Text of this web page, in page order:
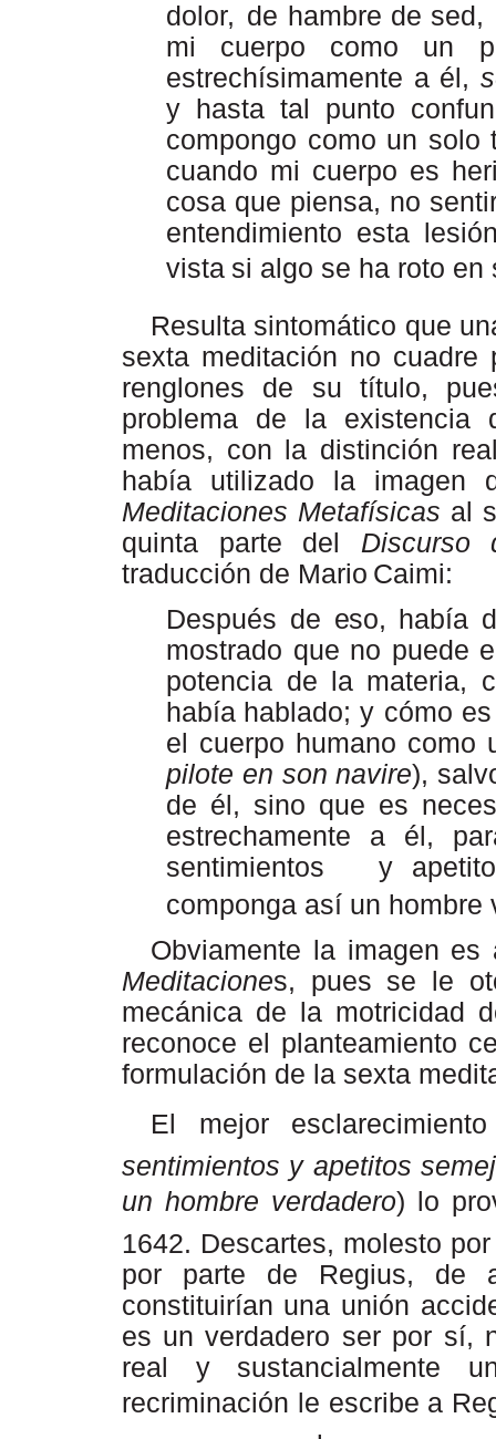
dolor, de hambre de sed,
mi
cuerpo como un
estrechísimamente a él,
y hasta tal punto
compongo como un
cuando mi cuerpo es
cosa que piensa, no
entendimiento esta
vista si algo se ha roto en
Resulta sintomático que
sexta meditación no cuadre
renglones de su título,
problema
de la existencia
menos, con la distinción
había
utilizado la imagen
Meditaciones Metafísicas al
quinta
parte del Discurso
traducción de Mario Caimi:
Después de eso,
había
mostrado que no puede
potencia de la materia,
había hablado; y cómo es
el cuerpo humano como
pilote en son navire),
de él, sino que es
estrechamente a él,
sentimientos
y
componga así un hombre
Obviamente
la imagen es
Meditaciones, pues se le
mecánica de la motricidad
reconoce el planteamiento
formulación de la sexta
El mejor
sentimientos y apetitos
un hombre verdadero) lo
1642. Descartes, molesto por
por parte de Regius, de
constituirían una unión
es un verdadero ser por sí,
real y sustancialmente
recriminación le escribe a